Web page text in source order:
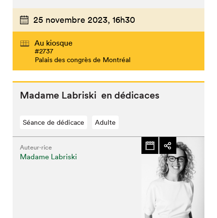
25 novembre 2023, 16h30
Au kiosque
#2737
Palais des congrès de Montréal
Madame Labriski en dédicaces
Séance de dédicace Adulte
Auteur·rice
Madame Labriski